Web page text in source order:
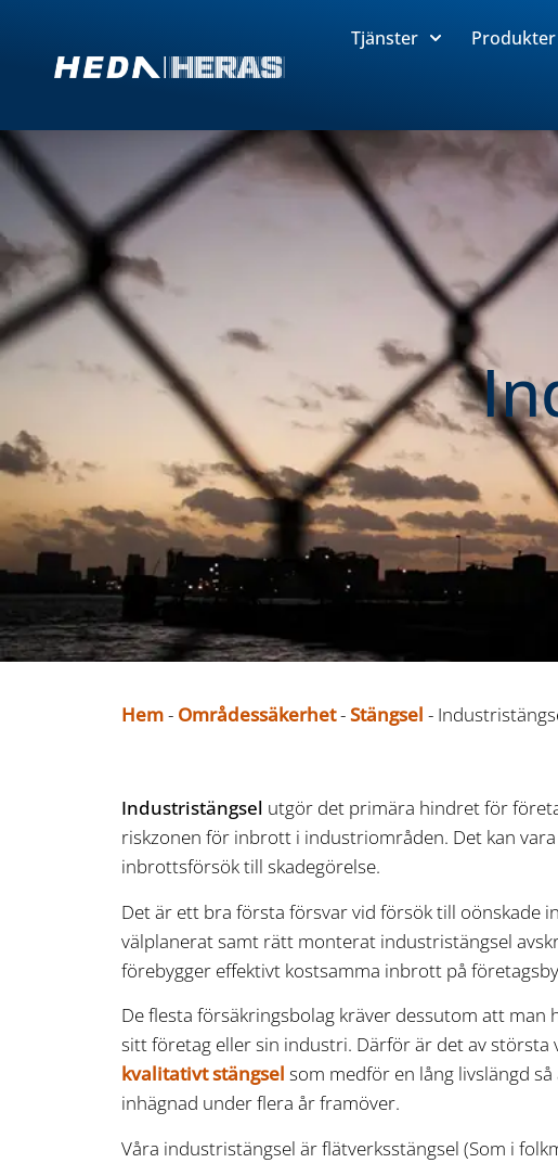
Tjänster Produkter
Hem- Områdessäkerhet-Stängsel -
Industristängsel utgör det primära hindret för
riskzonen för inbrott i industriområden. Det kan
inbrottsförsök till skadegörelse.
Det är ett bra första försvar vid försök till oönskade
välplanerat samt rätt monterat industristängsel
förebygger effektivt kostsamma inbrott på
De flesta försäkringsbolag kräver dessutom att man
sitt företag eller sin industri. Därför är det av största
kvalitativt stängsel som medför en lång livslängd
inhägnad under flera år framöver.
Våra industristängsel är flätverksstängsel (Som i